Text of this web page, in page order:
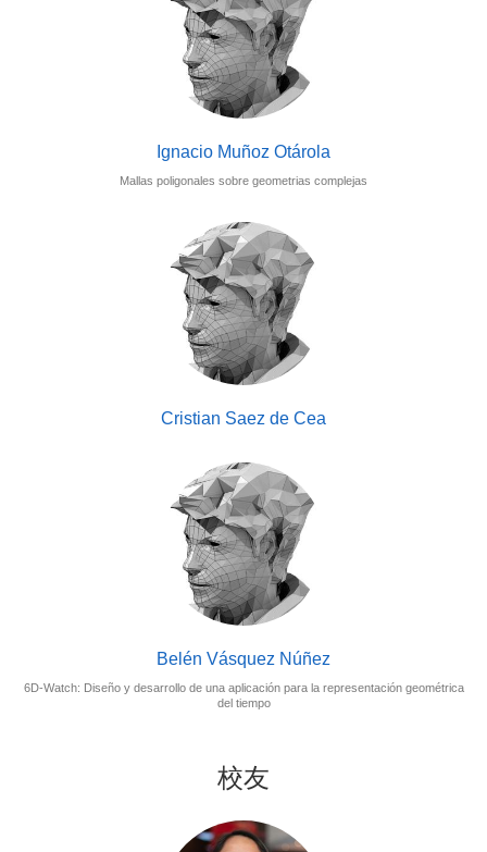
Ignacio Muñoz Otárola
Mallas poligonales sobre geometrias complejas
Cristian Saez de Cea
Belén Vásquez Núñez
6D-Watch: Diseño y desarrollo de una aplicación para la representación geométrica
del tiempo
校友